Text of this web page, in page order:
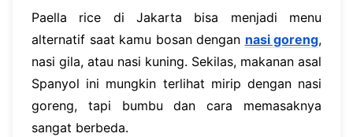
Paella rice di Jakarta bisa menjadi menu
alternatif saat kamu bosan dengan nasi goreng,
nasi gila, atau nasi kuning. Sekilas, makanan asal
Spanyol ini mungkin terlihat mirip dengan nasi
goreng, tapi bumbu dan cara memasaknya
sangat berbeda.